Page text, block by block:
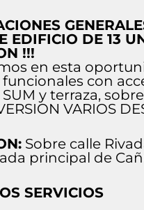
EDIFICIO DE 13
!!!
en esta
con
SUM y terraza,
VARIOS
Sobre calle
principal de
SERVICIOS